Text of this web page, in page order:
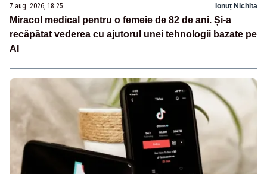
7 aug. 2026, 18:25 Ionuț Nichita
Miracol medical pentru o femeie de 82 de ani. Și-a
recăpătat vederea cu ajutorul unei tehnologii bazate pe
AI